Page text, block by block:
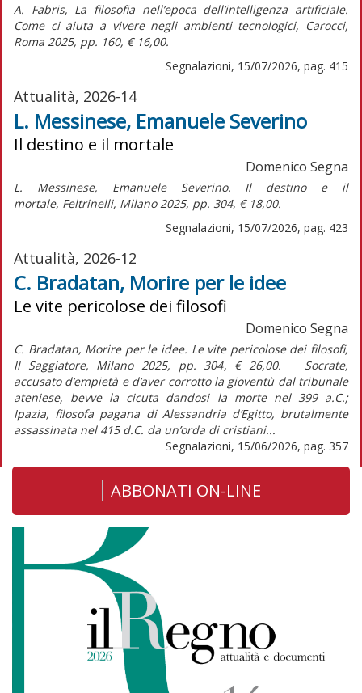
A. Fabris, La filosofia nell’epoca dell’intelligenza artificiale.
Come ci aiuta a vivere negli ambienti tecnologici, Carocci,
Roma 2025, pp. 160, € 16,00.
Segnalazioni, 15/07/2026, pag. 415
Attualità, 2026-14
L. Messinese, Emanuele Severino
Il destino e il mortale
Domenico Segna
L. Messinese, Emanuele Severino. Il destino e il
mortale, Feltrinelli, Milano 2025, pp. 304, € 18,00.
Segnalazioni, 15/07/2026, pag. 423
Attualità, 2026-12
C. Bradatan, Morire per le idee
Le vite pericolose dei filosofi
Domenico Segna
C. Bradatan, Morire per le idee. Le vite pericolose dei filosofi,
Il Saggiatore, Milano 2025, pp. 304, € 26,00. Socrate,
accusato d’empietà e d’aver corrotto la gioventù dal tribunale
ateniese, bevve la cicuta dandosi la morte nel 399 a.C.;
Ipazia, filosofa pagana di Alessandria d’Egitto, brutalmente
assassinata nel 415 d.C. da un’orda di cristiani...
Segnalazioni, 15/06/2026, pag. 357
ABBONATI ON-LINE